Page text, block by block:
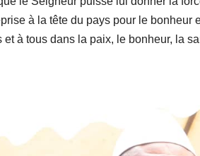
à la tête du pays pour le
et à tous dans la paix, le bonheur, la